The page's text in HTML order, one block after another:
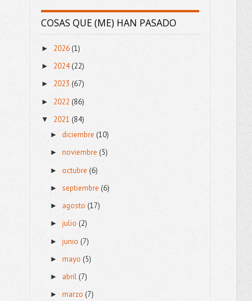
COSAS QUE (ME) HAN PASADO
► 2026 (1)
► 2024(22)
► 2023 (67)
► 2022 (86)
▼ 2021 (84)
►diciembre (10)
►noviembre(5)
►octubre(6)
► septiembre (6)
► agosto(17)
►julio(2)
►junio (7)
►mayo (5)
► abril (7)
►marzo(7)